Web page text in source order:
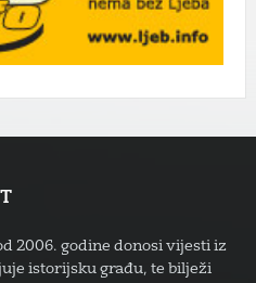
2006. godine donosi vijesti iz
istorijsku građu, te bilježi